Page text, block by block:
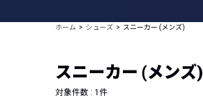
ブランドから探す
新着アイテム
編集部のおすすめアイテム
ホーム シューズ スニーカー (メンズ)
スニーカー (メンズ)
対象件数 : 1 件